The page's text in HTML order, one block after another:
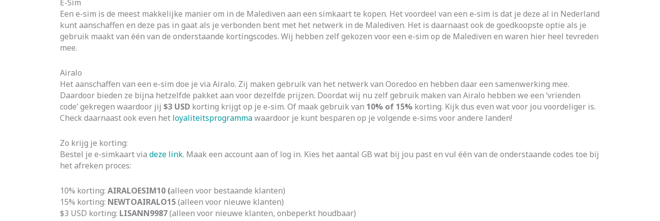
E-Sim
Een e-sim is de meest makkelijke manier om in de Malediven aan een simkaart te kopen. Het voordeel van een e-sim is dat je deze al in Nederland
kunt aanschaffen en deze pas in gaat als je verbonden bent met het netwerk in de Malediven. Het is daarnaast ook de goedkoopste optie als je
gebruik maakt van één van de onderstaande kortingscodes. Wij hebben zelf gekozen voor een e-sim op de Malediven en waren hier heel tevreden
mee.
Airalo
Het aanschaffen van een e-sim doe je via Airalo. Zij maken gebruik van het netwerk van Ooredoo en hebben daar een samenwerking mee.
Daardoor bieden ze bijna hetzelfde pakket aan voor dezelfde prijzen. Doordat wij nu zelf gebruik maken van Airalo hebben we een ‘vrienden
code’ gekregen waardoor jij $3 USD korting krijgt op je e-sim. Of maak gebruik van 10% of 15% korting. Kijk dus even wat voor jou voordeliger is.
Check daarnaast ook even het loyaliteitsprogrammawaardoor je kunt besparen op je volgende e-sims voor andere landen!
Zo krijg je korting:
Bestel je e-simkaart via deze link. Maak een account aan of log in. Kies het aantal GB wat bij jou past en vul één van de onderstaande codes toe bij
het afreken proces:
10% korting: AIRALOESIM10 (alleen voor bestaande klanten)
15% korting: NEWTOAIRALO15(alleen voor nieuwe klanten)
$3 USD korting: LISANN9987(alleen voor nieuwe klanten, onbeperkt houdbaar)